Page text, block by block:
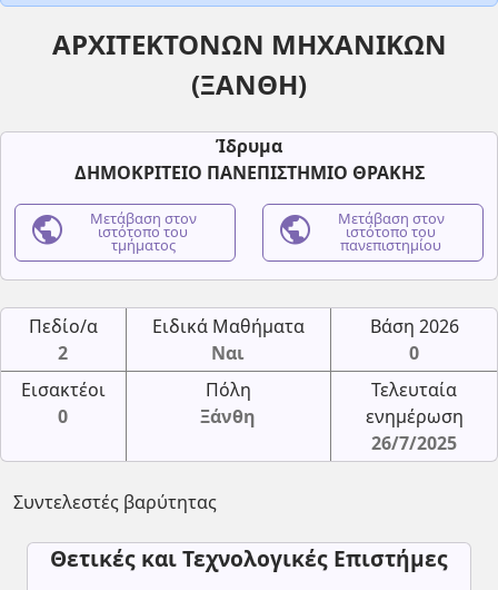
ΑΡΧΙΤΕΚΤΟΝΩΝ ΜΗΧΑΝΙΚΩΝ
(ΞΑΝΘΗ)
Ίδρυμα
ΔΗΜΟΚΡΙΤΕΙΟ ΠΑΝΕΠΙΣΤΗΜΙΟ ΘΡΑΚΗΣ
public Μετάβαση στον
ιστότοπο του
τμήματος public Μετάβαση στον
ιστότοπο του
πανεπιστημίου
Πεδίο/α
2
Ειδικά Μαθήματα
Ναι
Βάση 2026
0
Εισακτέοι
0
Πόλη
Ξάνθη
Τελευταία
ενημέρωση
26/7/2025
Συντελεστές βαρύτητας
Θετικές και Τεχνολογικές Επιστήμες